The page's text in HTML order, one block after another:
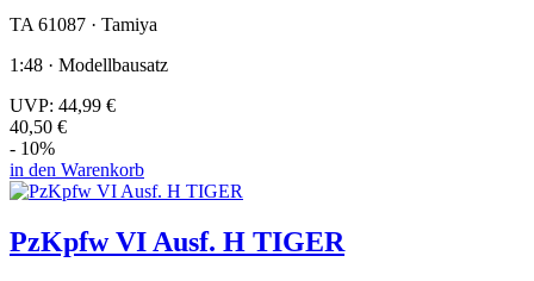
TA 61087 · Tamiya
1:48 · Modellbausatz
UVP: 44,99 €
40,50 €
- 10%
in den Warenkorb
PzKpfw VI Ausf. H TIGER